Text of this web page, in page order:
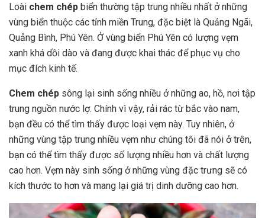
Loài chem chép biển thường tập trung nhiều nhất ở những
vùng biển thuộc các tỉnh miền Trung, đặc biệt là Quảng Ngãi,
Quảng Bình, Phú Yên. Ở vùng biển Phú Yên có lượng vẹm
xanh khá dồi dào và đang được khai thác để phục vụ cho
mục đích kinh tế.
Chem chép sông lại sinh sống nhiều ở những ao, hồ, nơi tập
trung nguồn nước lợ. Chính vì vậy, rải rác từ bắc vào nam,
bạn đều có thể tìm thấy được loại vẹm này. Tuy nhiên, ở
những vùng tập trung nhiều vẹm như chúng tôi đã nói ở trên,
bạn có thể tìm thấy được số lượng nhiều hơn và chất lượng
cao hơn. Vẹm này sinh sống ở những vùng đặc trưng sẽ có
kích thước to hơn và mang lại giá trị dinh dưỡng cao hơn.